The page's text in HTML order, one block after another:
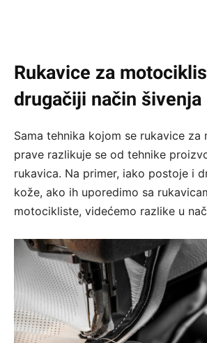
Rukavice za
drugačiji način šivenja
Sama tehnika kojom se rukavice za
prave razlikuje se od tehnike
rukavica. Na primer, iako postoje i
kože, ako ih uporedimo sa
motocikliste, videćemo razlike u